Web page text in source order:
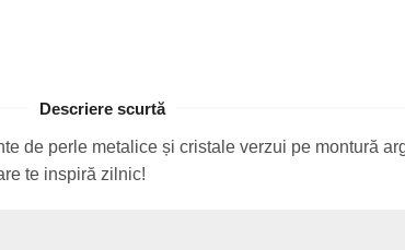
Descriere scurtă
de perle metalice și cristale verzui pe montură
te inspiră zilnic!